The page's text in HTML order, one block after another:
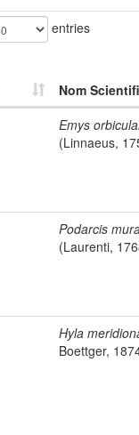
entries
Nom
Emys
(Linnaeus,
Podarcis
(Laurenti,
Hyla
Boettger,